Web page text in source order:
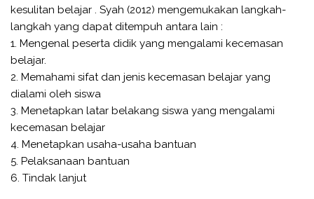
kesulitan belajar . Syah (2012) mengemukakan langkah-
langkah yang dapat ditempuh antara lain :
1. Mengenal peserta didik yang mengalami kecemasan
belajar.
2. Memahami sifat dan jenis kecemasan belajar yang
dialami oleh siswa
3. Menetapkan latar belakang siswa yang mengalami
kecemasan belajar
4. Menetapkan usaha-usaha bantuan
5. Pelaksanaan bantuan
6. Tindak lanjut